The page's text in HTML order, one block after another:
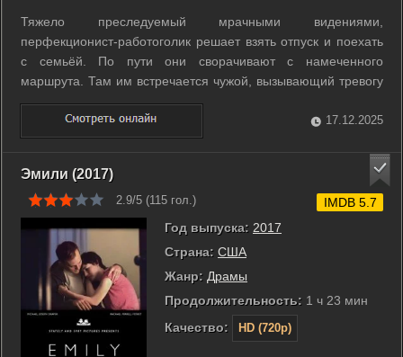
Тяжело преследуемый мрачными видениями,
перфекционист-работоголик решает взять отпуск и поехать
с семьёй. По пути они сворачивают с намеченного
маршрута. Там им встречается чужой, вызывающий тревогу
человек. Его появление запускает серию зловещих событий.
Вскоре отдых превращается в напряжённую борьбу с
непонятными страхами и происходящим вокруг. ...
17.12.2025
Эмили (2017)
2.9/5 (115 гол.)
Год выпуска: 2017
Страна: США
Жанр: Драмы
Продолжительность: 1 ч 23 мин
Качество:
HD (720p)
IMDB 5.7